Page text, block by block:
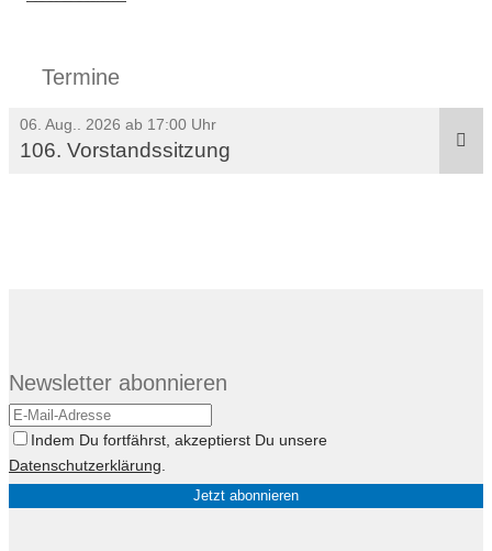
Termine
06. Aug.. 2026 ab 17:00 Uhr
106. Vorstandssitzung
Newsletter abonnieren
Indem Du fortfährst, akzeptierst Du unsere
Datenschutzerklärung